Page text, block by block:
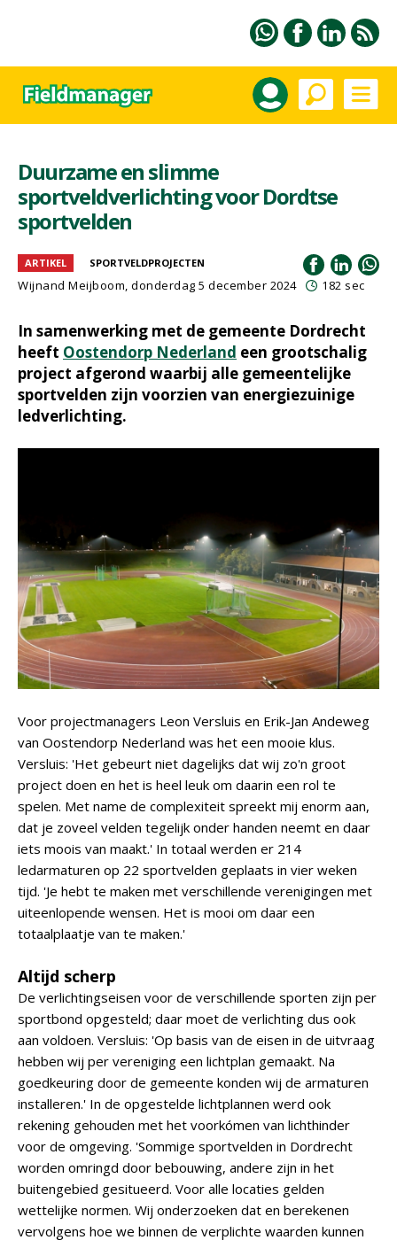
Duurzame en slimme
sportveldverlichting voor Dordtse
sportvelden
ARTIKEL SPORTVELDPROJECTEN
Wijnand Meijboom, donderdag 5 december 2024 182 sec
In samenwerking met de gemeente Dordrecht
heeft Oostendorp Nederland een grootschalig
project afgerond waarbij alle gemeentelijke
sportvelden zijn voorzien van energiezuinige
ledverlichting.
Voor projectmanagers Leon Versluis en Erik-Jan Andeweg
van Oostendorp Nederland was het een mooie klus.
Versluis: 'Het gebeurt niet dagelijks dat wij zo'n groot
project doen en het is heel leuk om daarin een rol te
spelen. Met name de complexiteit spreekt mij enorm aan,
dat je zoveel velden tegelijk onder handen neemt en daar
iets moois van maakt.' In totaal werden er 214
ledarmaturen op 22 sportvelden geplaats in vier weken
tijd. 'Je hebt te maken met verschillende verenigingen met
uiteenlopende wensen. Het is mooi om daar een
totaalplaatje van te maken.'
Altijd scherp
De verlichtingseisen voor de verschillende sporten zijn per
sportbond opgesteld; daar moet de verlichting dus ook
aan voldoen. Versluis: 'Op basis van de eisen in de uitvraag
hebben wij per vereniging een lichtplan gemaakt. Na
goedkeuring door de gemeente konden wij de armaturen
installeren.' In de opgestelde lichtplannen werd ook
rekening gehouden met het voorkómen van lichthinder
voor de omgeving. 'Sommige sportvelden in Dordrecht
worden omringd door bebouwing, andere zijn in het
buitengebied gesitueerd. Voor alle locaties gelden
wettelijke normen. Wij onderzoeken dat en berekenen
vervolgens hoe we binnen de verplichte waarden kunnen